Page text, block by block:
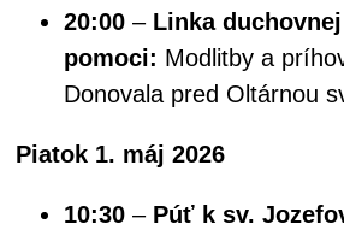
20:00 – Linka duchovnej
pomoci: Modlitby a
Donovala pred Oltárnou
Piatok 1. máj 2026
10:30 – Púť k sv.